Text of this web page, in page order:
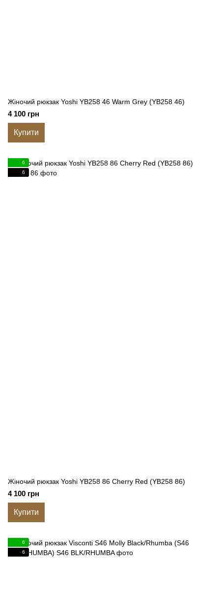
Жіночий рюкзак Yoshi YB258 46 Warm Grey (YB258 46)
4 100 грн
Купити
6
6
Жіночий рюкзак Yoshi YB258 86 Cherry Red (YB258 86)
4 100 грн
Купити
6
6